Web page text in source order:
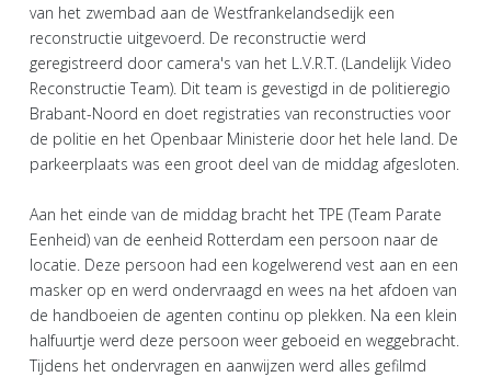
van het zwembad aan de Westfrankelandsedijk een
reconstructie uitgevoerd. De reconstructie werd
geregistreerd door camera's van het L.V.R.T. (Landelijk Video
Reconstructie Team). Dit team is gevestigd in de politieregio
Brabant-Noord en doet registraties van reconstructies voor
de politie en het Openbaar Ministerie door het hele land. De
parkeerplaats was een groot deel van de middag afgesloten.
Aan het einde van de middag bracht het TPE (Team Parate
Eenheid) van de eenheid Rotterdam een persoon naar de
locatie. Deze persoon had een kogelwerend vest aan en een
masker op en werd ondervraagd en wees na het afdoen van
de handboeien de agenten continu op plekken. Na een klein
halfuurtje werd deze persoon weer geboeid en weggebracht.
Tijdens het ondervragen en aanwijzen werd alles gefilmd